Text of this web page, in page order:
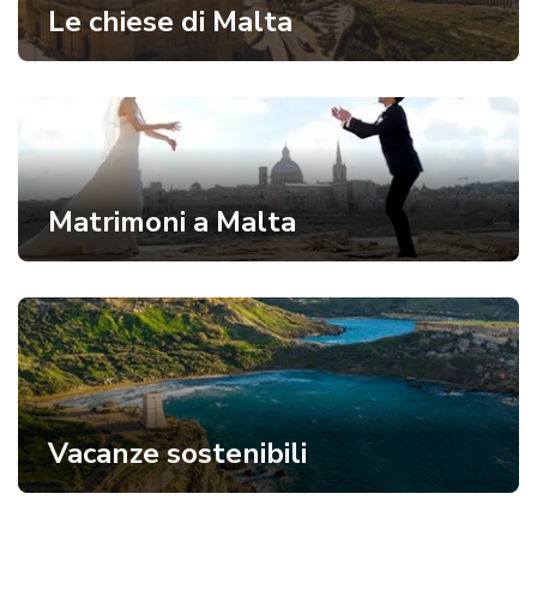
Le chiese di Malta
Matrimoni a Malta
Vacanze sostenibili